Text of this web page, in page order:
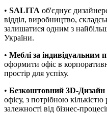
• SALITA об'єднує
відділ, виробництво,
залишатися одним з
України.
• Меблі за індивідуальним
оформити офіс в
простір для успіху.
• Безкоштовний 3D-Дизайн
офісу, з потрібною
залежності від бізнес-